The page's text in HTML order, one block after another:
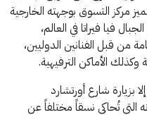
مركز التسوق بوجهته الخارجية
فيا فيراتا في العالم،
من قبل الفنانين الدوليين،
وكذلك الأماكن الترفيهية.
بزيارة شارع أورتشارد
التي تُحاكي نسقاً مختلفاً عن